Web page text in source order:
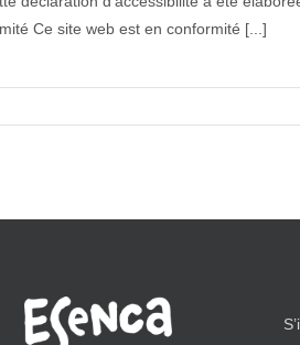
Ce site web est en conformité [...]